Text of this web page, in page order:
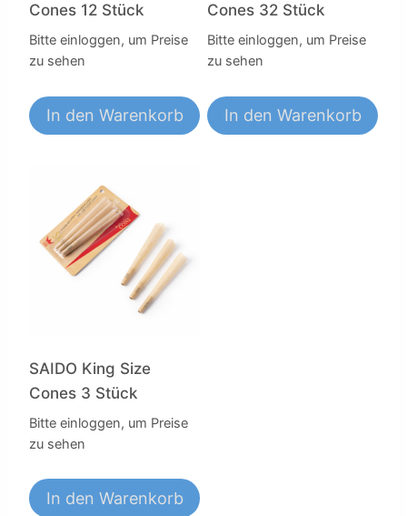
Cones 12 Stück
Bitte einloggen, um Preise
zu sehen
In den Warenkorb
Cones 32 Stück
Bitte einloggen, um Preise
zu sehen
In den Warenkorb
SAIDO King Size
Cones 3 Stück
Bitte einloggen, um Preise
zu sehen
In den Warenkorb